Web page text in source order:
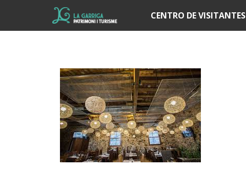
CENTRO DE VISITANTES